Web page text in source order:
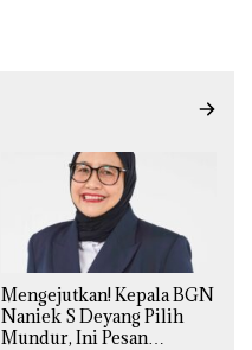
Mengejutkan! Kepala BGN
Naniek S Deyang Pilih
Mundur, Ini Pesan